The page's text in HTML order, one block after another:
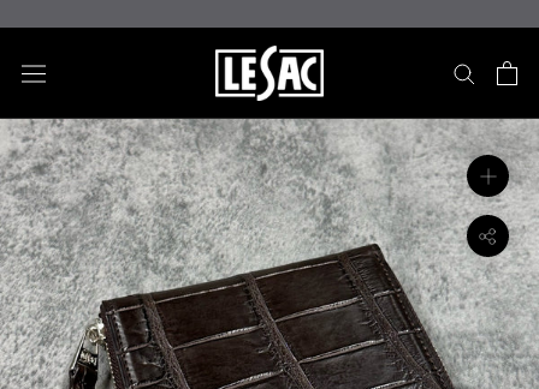
ッ
し
て
コ
ン
テ
ン
ツ
に
移
動